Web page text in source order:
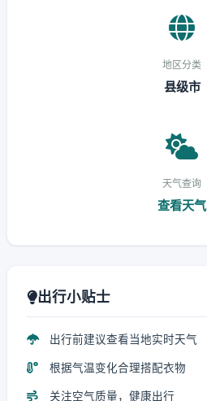
地区分类
县级市
天气查询
查看天气
出行小贴士
出行前建议查看当地实时天气
根据气温变化合理搭配衣物
关注空气质量，健康出行